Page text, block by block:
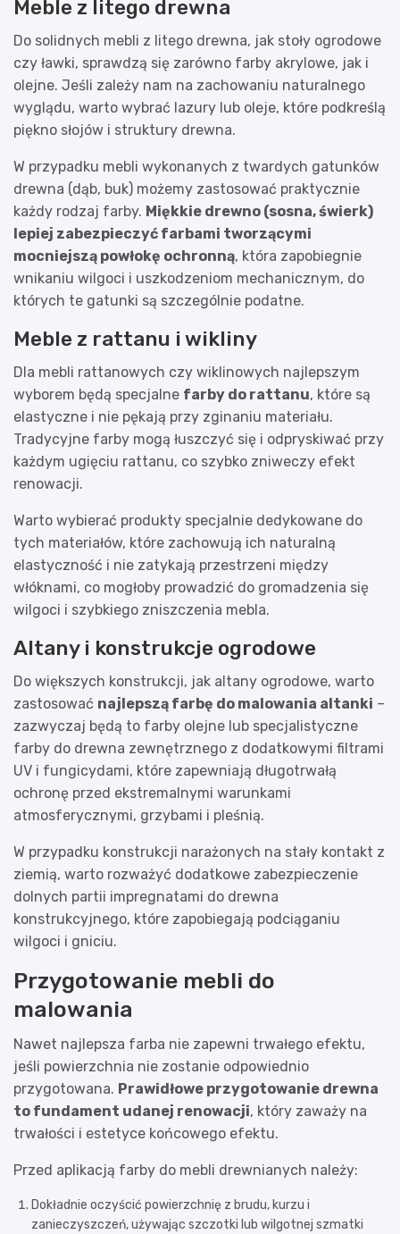
Meble z litego drewna
Do solidnych mebli z litego drewna, jak stoły ogrodowe
czy ławki, sprawdzą się zarówno farby akrylowe, jak i
olejne. Jeśli zależy nam na zachowaniu naturalnego
wyglądu, warto wybrać lazury lub oleje, które podkreślą
piękno słojów i struktury drewna.
W przypadku mebli wykonanych z twardych gatunków
drewna (dąb, buk) możemy zastosować praktycznie
każdy rodzaj farby. Miękkie drewno (sosna, świerk)
lepiej zabezpieczyć farbami tworzącymi
mocniejszą powłokę ochronną, która zapobiegnie
wnikaniu wilgoci i uszkodzeniom mechanicznym, do
których te gatunki są szczególnie podatne.
Meble z rattanu i wikliny
Dla mebli rattanowych czy wiklinowych najlepszym
wyborem będą specjalne farby do rattanu, które są
elastyczne i nie pękają przy zginaniu materiału.
Tradycyjne farby mogą łuszczyć się i odpryskiwać przy
każdym ugięciu rattanu, co szybko zniweczy efekt
renowacji.
Warto wybierać produkty specjalnie dedykowane do
tych materiałów, które zachowują ich naturalną
elastyczność i nie zatykają przestrzeni między
włóknami, co mogłoby prowadzić do gromadzenia się
wilgoci i szybkiego zniszczenia mebla.
Altany i konstrukcje ogrodowe
Do większych konstrukcji, jak altany ogrodowe, warto
zastosować najlepszą farbę do malowania altanki –
zazwyczaj będą to farby olejne lub specjalistyczne
farby do drewna zewnętrznego z dodatkowymi filtrami
UV i fungicydami, które zapewniają długotrwałą
ochronę przed ekstremalnymi warunkami
atmosferycznymi, grzybami i pleśnią.
W przypadku konstrukcji narażonych na stały kontakt z
ziemią, warto rozważyć dodatkowe zabezpieczenie
dolnych partii impregnatami do drewna
konstrukcyjnego, które zapobiegają podciąganiu
wilgoci i gniciu.
Przygotowanie mebli do
malowania
Nawet najlepsza farba nie zapewni trwałego efektu,
jeśli powierzchnia nie zostanie odpowiednio
przygotowana. Prawidłowe przygotowanie drewna
to fundament udanej renowacji, który zaważy na
trwałości i estetyce końcowego efektu.
Przed aplikacją farby do mebli drewnianych należy:
Dokładnie oczyścić powierzchnię z brudu, kurzu i
zanieczyszczeń, używając szczotki lub wilgotnej szmatki